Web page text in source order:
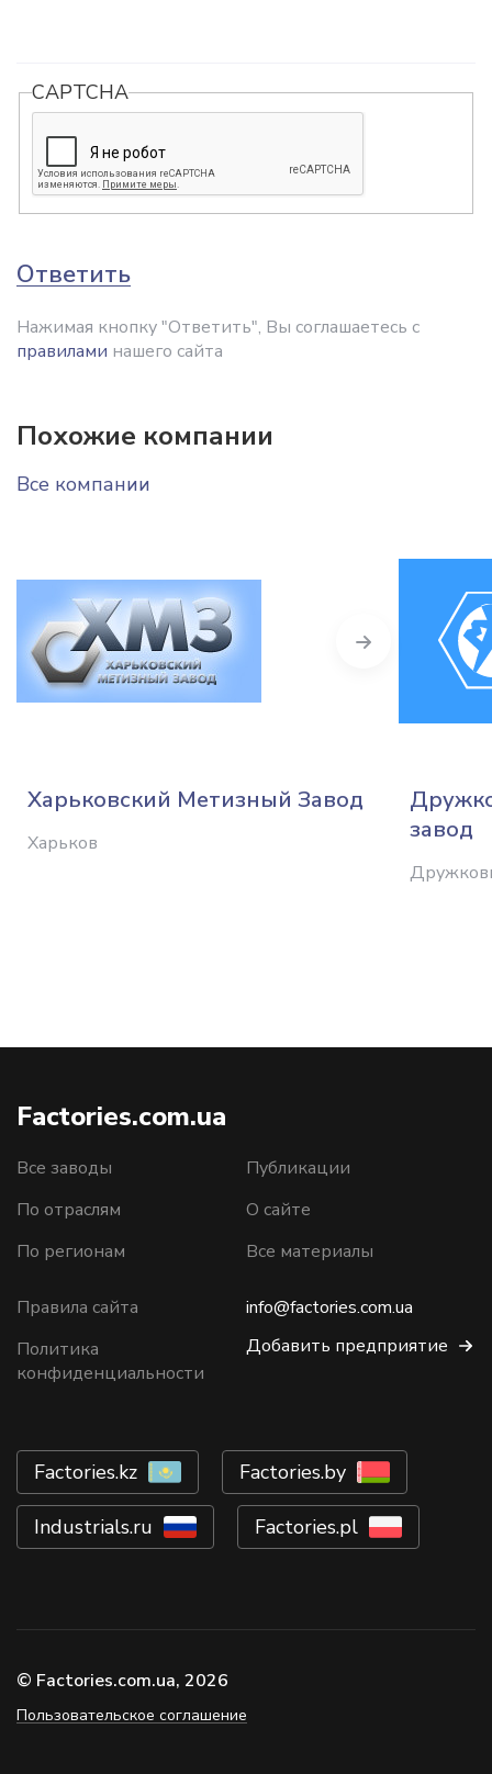
CAPTCHA
Ответить
Нажимая кнопку "Ответить", Вы соглашаетесь с
правилами нашего сайта
Похожие компании
Все компании
Харьковский Метизный Завод
Харьков
завод
Factories.com.ua
Все заводы
По отраслям
По регионам
Публикации
О сайте
Все материалы
Правила сайта
Политика
конфиденциальности
info@factories.com.ua
Добавить предприятие
Factories.kz Factories.by
Industrials.ru Factories.pl
© Factories.com.ua, 2026
Пользовательское соглашение